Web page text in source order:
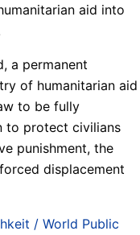
aid into
a permanent
of humanitarian aid
to be fully
to protect civilians
punishment, the
displacement
/ World Public